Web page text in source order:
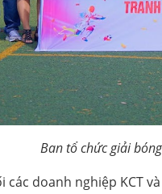
Ban tổ chức giải
các doanh nghiệp KCT